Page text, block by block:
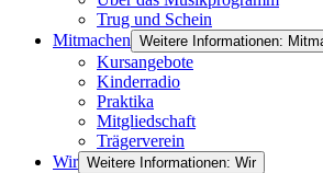
Trug und Schein
Mitmachen Weitere Informationen:
Kursangebote
Kinderradio
Praktika
Mitgliedschaft
Trägerverein
Wir Weitere Informationen: Wir